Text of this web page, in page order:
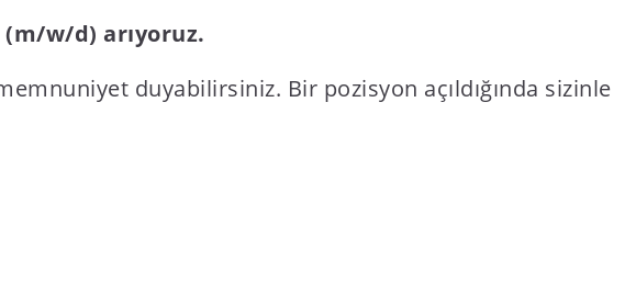
w/d) arıyoruz.
duyabilirsiniz. Bir pozisyon açıldığında sizinle